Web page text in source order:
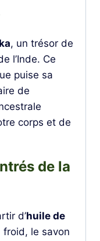
, un trésor de
l’Inde. Ce
puise sa
de
corps et de
de la
d’huile de
froid, le savon